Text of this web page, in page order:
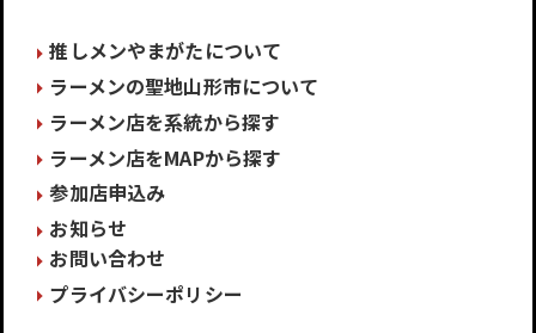
推しメンやまがたについて
ラーメンの聖地山形市について
ラーメン店を系統から探す
ラーメン店をMAPから探す
参加店申込み
お知らせ
お問い合わせ
プライバシーポリシー